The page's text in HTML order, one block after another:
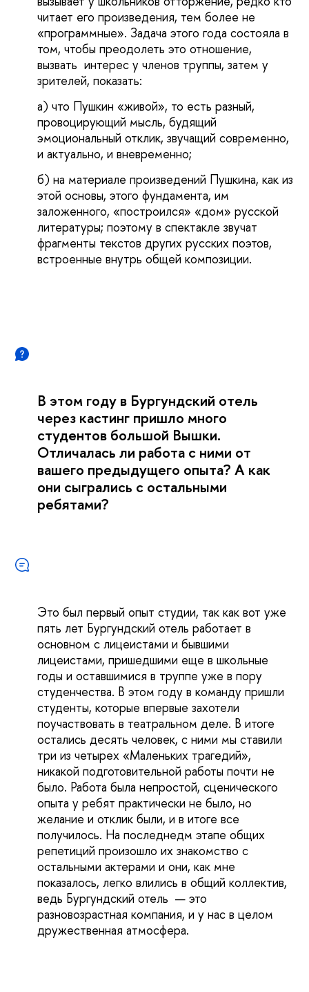
читает его произведения, тем более не
«программные». Задача этого года состояла в
том, чтобы преодолеть это отношение,
вызвать интерес у членов труппы, затем у
зрителей, показать:
а) что Пушкин «живой», то есть разный,
провоцирующий мысль, будящий
эмоциональный отклик, звучащий современно,
и актуально, и вневременно;
б) на материале произведений Пушкина, как из
этой основы, этого фундамента, им
заложенного, «построился» «дом» русской
литературы; поэтому в спектакле звучат
фрагменты текстов других русских поэтов,
встроенные внутрь общей композиции.
В этом году в Бургундский отель
через кастинг пришло много
студентов большой Вышки.
Отличалась ли работа с ними от
вашего предыдущего опыта? А как
они сыгрались с остальными
ребятами?
Это был первый опыт студии, так как вот уже
пять лет Бургундский отель работает в
основном с лицеистами и бывшими
лицеистами, пришедшими еще в школьные
годы и оставшимися в труппе уже в пору
студенчества. В этом году в команду пришли
студенты, которые впервые захотели
поучаствовать в театральном деле. В итоге
остались десять человек, с ними мы ставили
три из четырех «Маленьких трагедий»,
никакой подготовительной работы почти не
было. Работа была непростой, сценического
опыта у ребят практически не было, но
желание и отклик были, и в итоге все
получилось. На последнедм этапе общих
репетиций произошло их знакомство с
остальными актерами и они, как мне
показалось, легко влились в общий коллектив,
ведь Бургундский отель — это
разновозрастная компания, и у нас в целом
дружественная атмосфера.